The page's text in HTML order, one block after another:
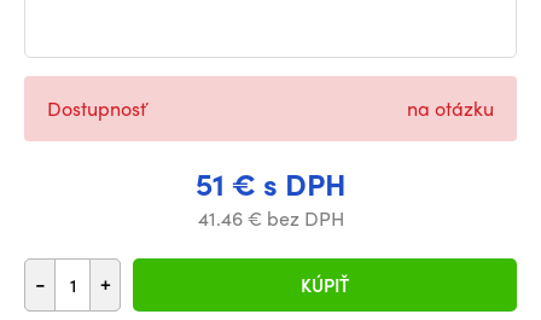
51 € s DPH
41.46 € bez DPH
- + KÚPIŤ
Dostupnosť na otázku